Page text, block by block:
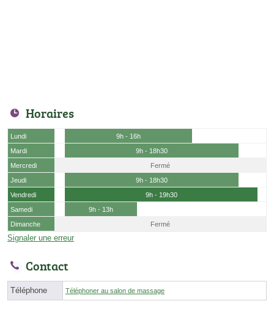
Horaires
Lundi
9h - 16h
Mardi
9h - 18h30
Mercredi
Fermé
Jeudi
9h - 18h30
Vendredi
9h - 19h30
Samedi
9h - 13h
Dimanche
Fermé
Signaler une erreur
Contact
Téléphone Téléphoner au salon de massage